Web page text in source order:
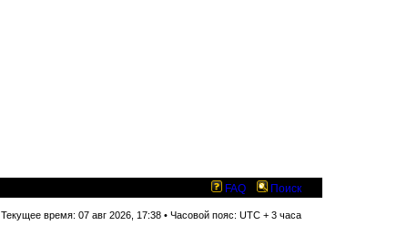
FAQ Поиск
Текущее время: 07 авг 2026, 17:38 • Часовой пояс: UTC + 3 часа